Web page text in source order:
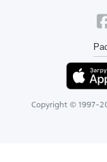
Copyright © 1997-